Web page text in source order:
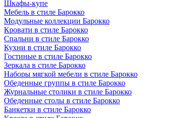
Шкафы-купе
Мебель в стиле Барокко
Модульные коллекции Барокко
Кровати в стиле Барокко
Спальни в стиле Барокко
Кухни в стиле Барокко
Гостиные в стиле Барокко
Зеркала в стиле Барокко
Наборы мягкой мебели в стиле Барокко
Обеденные группы в стиле Барокко
Журнальные столики в стиле Барокко
Обеденные столы в стиле Барокко
Банкетки в стиле Барокко